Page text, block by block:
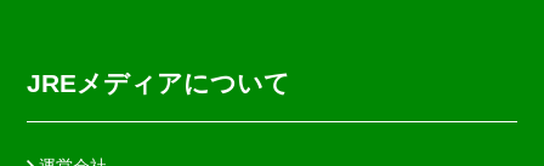
JREメディアについて